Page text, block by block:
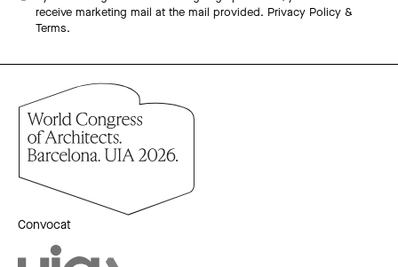
receive marketing mail at the mail provided. Privacy Policy &
Terms.
Convocat